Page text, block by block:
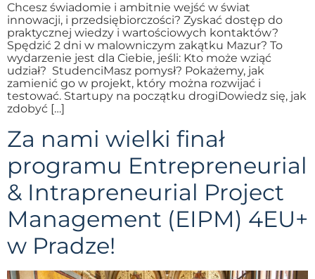
Chcesz świadomie i ambitnie wejść w świat
innowacji, i przedsiębiorczości? Zyskać dostęp do
praktycznej wiedzy i wartościowych kontaktów?
Spędzić 2 dni w malowniczym zakątku Mazur? To
wydarzenie jest dla Ciebie, jeśli: Kto może wziąć
udział? StudenciMasz pomysł? Pokażemy, jak
zamienić go w projekt, który można rozwijać i
testować. Startupy na początku drogiDowiedz się, jak
zdobyć […]
Za nami wielki finał
programu Entrepreneurial
& Intrapreneurial Project
Management (EIPM) 4EU+
w Pradze!